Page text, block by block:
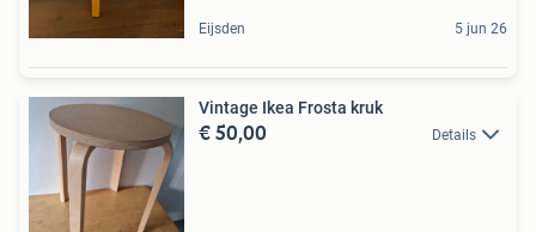
Eijsden 5 jun 26
Vintage Ikea Frosta kruk
€ 50,00 Details